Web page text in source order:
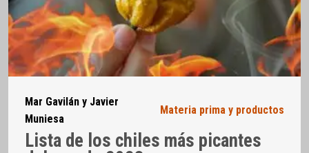
Mar Gavilán y Javier
Muniesa
Materia prima y productos
Lista de los chiles más picantes